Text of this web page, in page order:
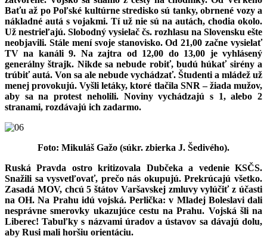
Baťu až po Poľské kultúrne stredisko sú tanky, obrnené vozy a
nákladné autá s vojakmi. Tí už nie sú na autách, chodia okolo.
Už nestrieľajú. Slobodný vysielač čs. rozhlasu na Slovensku ešte
neobjavili. Stále mení svoje stanovisko. Od 21,00 začne vysielať
TV na kanáli 9. Na zajtra od 12,00 do 13,00 je vyhlásený
generálny štrajk. Nikde sa nebude robiť, budú húkať sirény a
trúbiť autá. Von sa ale nebude vychádzať. Študenti a mládež už
menej provokujú. Vyšli letáky, ktoré tlačila SNR – žiada mužov,
aby sa na protest neholili. Noviny vychádzajú s 1, alebo 2
stranami, rozdávajú ich zadarmo.
Foto: Mikuláš Gažo (súkr. zbierka J. Šedivého).
Ruská Pravda ostro kritizovala Dubčeka a vedenie KSČS.
Snažili sa vysvetľovať, prečo nás okupujú. Prekrúcajú všetko.
Zasadá MOV, chcú 5 štátov Varšavskej zmluvy vylúčiť z účasti
na OH. Na Prahu idú vojská. Perlička: v Mladej Boleslavi dali
nesprávne smerovky ukazujúce cestu na Prahu. Vojská šli na
Liberec! Tabuľky s názvami úradov a ústavov sa dávajú dolu,
aby Rusi mali horšiu orientáciu.